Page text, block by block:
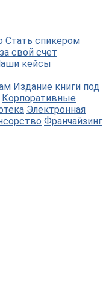
Стать спикером
свой счет
кейсы
Издание книги под
Корпоративные
Электронная
Франчайзинг